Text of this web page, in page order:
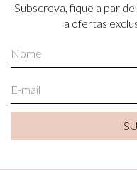
Subscreva, fique a par
a ofertas